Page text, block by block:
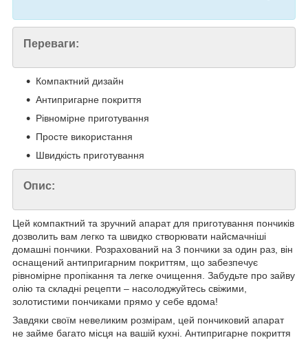
Переваги:
Компактний дизайн
Антипригарне покриття
Рівномірне приготування
Просте використання
Швидкість приготування
Опис:
Цей компактний та зручний апарат для приготування пончиків
дозволить вам легко та швидко створювати найсмачніші
домашні пончики. Розрахований на 3 пончики за один раз, він
оснащений антипригарним покриттям, що забезпечує
рівномірне пропікання та легке очищення. Забудьте про зайву
олію та складні рецепти – насолоджуйтесь свіжими,
золотистими пончиками прямо у себе вдома!
Завдяки своїм невеликим розмірам, цей пончиковий апарат
не займе багато місця на вашій кухні. Антипригарне покриття